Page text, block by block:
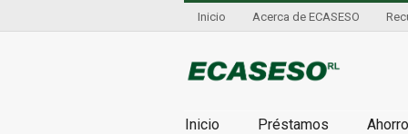
Inicio Acerca de ECASESO
Inicio Préstamos